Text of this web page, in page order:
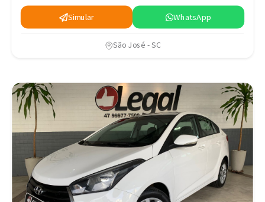
Simular WhatsApp
São José - SC